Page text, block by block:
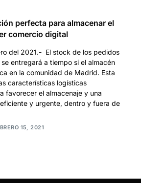
perfecta para almacenar el
comercio digital
del 2021.- El stock de los pedidos
entregará a tiempo si el almacén
en la comunidad de Madrid. Esta
características logísticas
favorecer el almacenaje y una
y urgente, dentro y fuera de
15, 2021